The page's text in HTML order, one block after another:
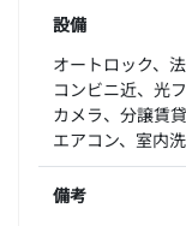
設備
オートロック、
コンビニ近、光
カメラ、分譲賃
エアコン、室内
備考